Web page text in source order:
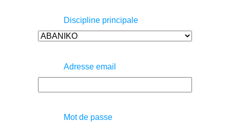
Discipline principale
Adresse email
Mot de passe